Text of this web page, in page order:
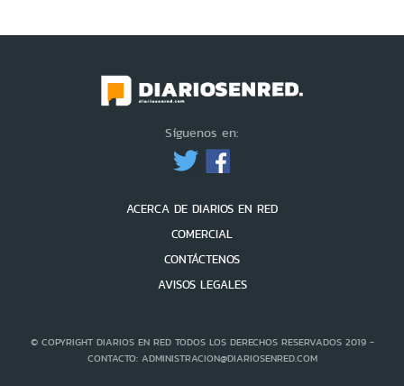
Síguenos en:
ACERCA DE DIARIOS EN RED
COMERCIAL
CONTÁCTENOS
AVISOS LEGALES
© COPYRIGHT DIARIOS EN RED TODOS LOS DERECHOS RESERVADOS 2019 -
CONTACTO: ADMINISTRACION@DIARIOSENRED.COM